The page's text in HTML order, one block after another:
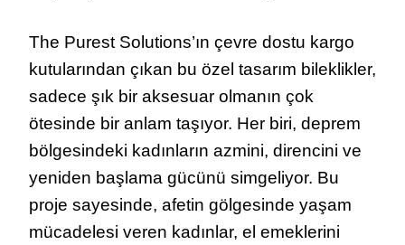
The Purest Solutions’ın çevre dostu kargo
kutularından çıkan bu özel tasarım bileklikler,
sadece şık bir aksesuar olmanın çok
ötesinde bir anlam taşıyor. Her biri, deprem
bölgesindeki kadınların azmini, direncini ve
yeniden başlama gücünü simgeliyor. Bu
proje sayesinde, afetin gölgesinde yaşam
mücadelesi veren kadınlar, el emeklerini